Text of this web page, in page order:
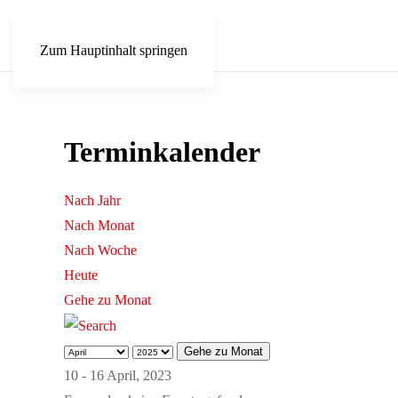
Zum Hauptinhalt springen
Terminkalender
Nach Jahr
Nach Monat
Nach Woche
Heute
Gehe zu Monat
Gehe zu Monat
10 - 16 April, 2023